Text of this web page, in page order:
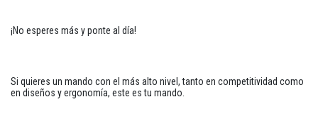
¡No esperes más y ponte al día!
Si quieres un mando con el más alto nivel, tanto en competitividad como
en diseños y ergonomía, este es tu mando.